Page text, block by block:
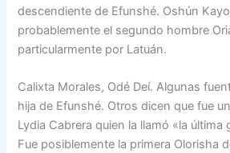
descendiente de Efunshé. Oshún
probablemente el segundo hombre
particularmente por Latuán.
Calixta Morales, Odé Deí. Algunas
hija de Efunshé. Otros dicen que fue
Lydia Cabrera quien la llamó «la última
Fue posiblemente la primera Olorisha